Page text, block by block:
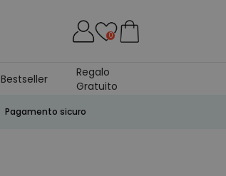
0
Bestseller
Regalo
Gratuito
Pagamento sicuro